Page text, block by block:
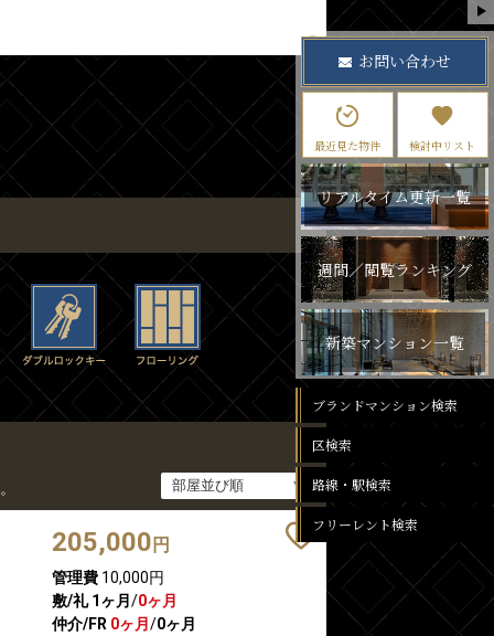
205,000 円
管理費10,000円
敷/礼 1ヶ月 /0ヶ月
仲介/FR 0ヶ月 /0ヶ月
お問い合わせ
最近見た物件 検討中リスト
リアルタイム更新一覧
週間／閲覧ランキング
新築マンション一覧
ブランドマンション検索
区検索
路線・駅検索
フリーレント検索